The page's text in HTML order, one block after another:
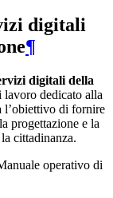
digitali
¶
digitali della
lavoro dedicato alla
l’obiettivo di fornire
progettazione e la
cittadinanza.
operativo di